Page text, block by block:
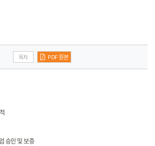
목차 PDF 원본
승인 및 보증